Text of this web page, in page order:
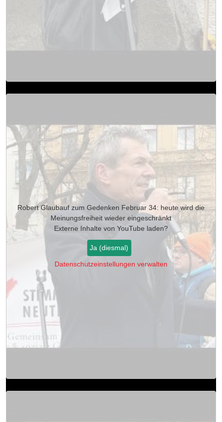
Robert Glaubauf zum Gedenken Februar 34: heute wird die
Meinungsfreiheit wieder eingeschränkt
Externe Inhalte von YouTube laden?
Ja (diesmal)
Datenschutzeinstellungen verwalten